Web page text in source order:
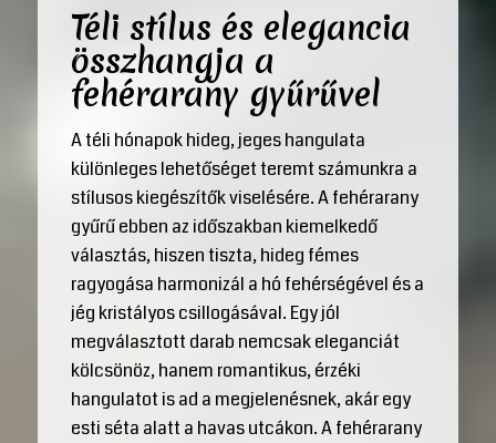
Téli stílus és elegancia
összhangja a
fehérarany gyűrűvel
A téli hónapok hideg, jeges hangulata
különleges lehetőséget teremt számunkra a
stílusos kiegészítők viselésére. A fehérarany
gyűrű ebben az időszakban kiemelkedő
választás, hiszen tiszta, hideg fémes
ragyogása harmonizál a hó fehérségével és a
jég kristályos csillogásával. Egy jól
megválasztott darab nemcsak eleganciát
kölcsönöz, hanem romantikus, érzéki
hangulatot is ad a megjelenésnek, akár egy
esti séta alatt a havas utcákon. A fehérarany